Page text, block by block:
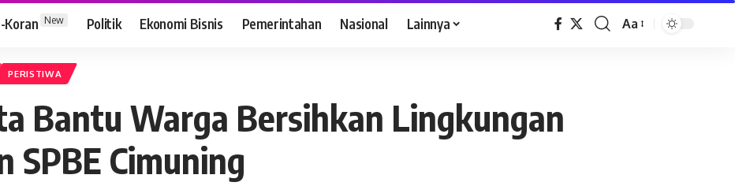
Koran New Politik Ekonomi Bisnis Pemerintahan Nasional Lainnya Aa
PERISTIWA
Bantu Warga Bersihkan Lingkungan
SPBE Cimuning